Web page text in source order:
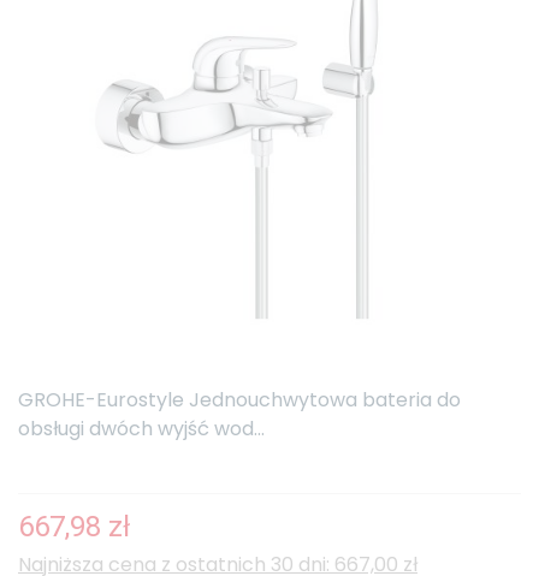
GROHE-Eurostyle Jednouchwytowa bateria do
obsługi dwóch wyjść wod...
667,98 zł
Najniższa cena z ostatnich 30 dni: 667,00 zł